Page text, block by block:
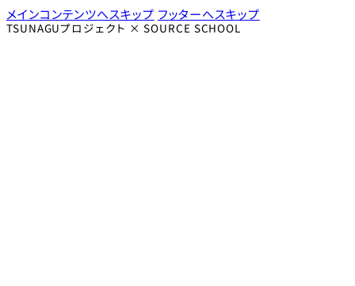
メインコンテンツへスキップ フッターへスキップ
TSUNAGUプロジェクト × SOURCE SCHOOL